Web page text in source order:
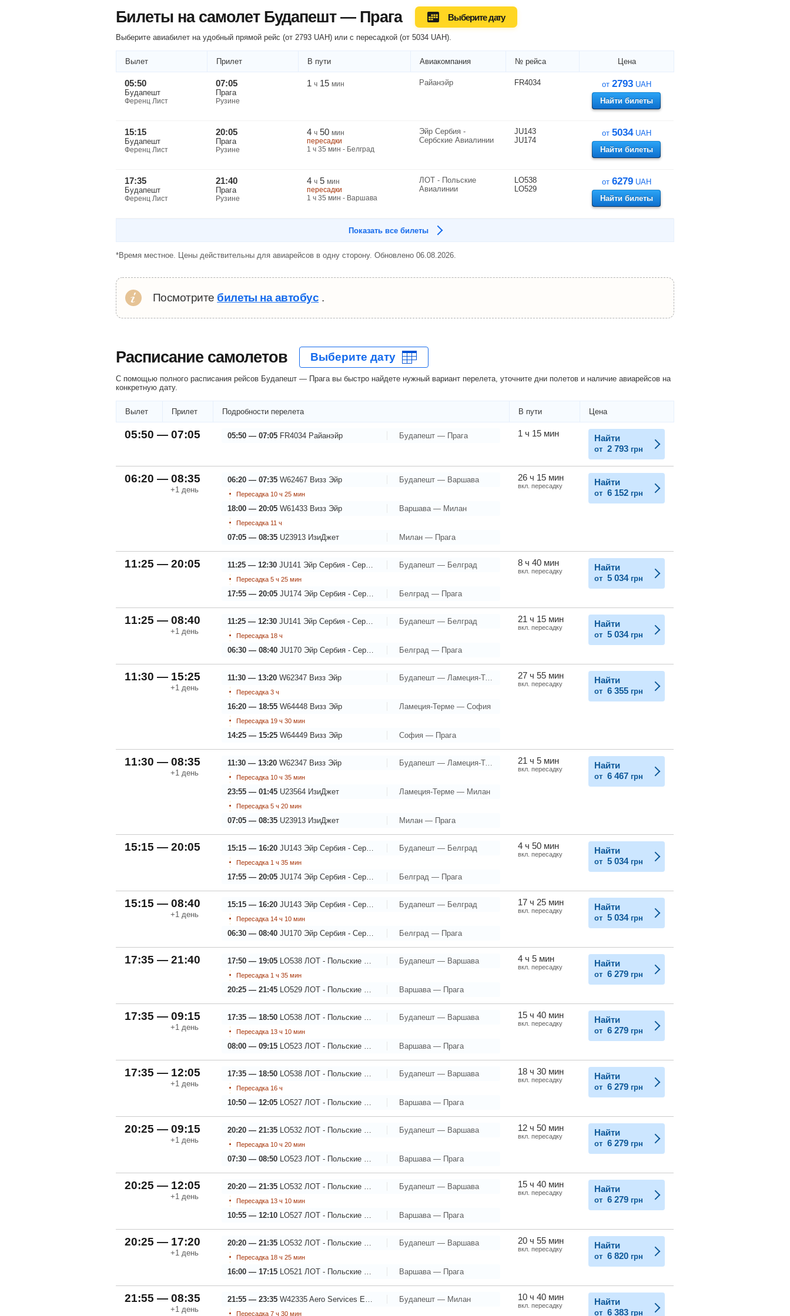
Билеты на самолет Будапешт — Прага Выберите дату
Выберите авиабилет на удобный прямой рейс (от 2793 UAH) или с пересадкой (от 5034 UAH).
Вылет Прилет В пути Авиакомпания № рейса Цена
05:50
Будапешт
Ференц Лист
07:05
Прага
Рузине
1 ч 15 мин Райанэйр FR4034 от 2793 UAH
Найти билеты
15:15
Будапешт
Ференц Лист
20:05
Прага
Рузине
4 ч 50 мин
пересадки
1 ч 35 мин - Белград
Эйр Сербия -
Сербские Авиалинии
JU143
JU174
от 5034 UAH
Найти билеты
17:35
Будапешт
Ференц Лист
21:40
Прага
Рузине
4 ч 5 мин
пересадки
1 ч 35 мин - Варшава
ЛОТ - Польские
Авиалинии
LO538
LO529
от 6279 UAH
Найти билеты
Показать все билеты
*Время местное. Цены действительны для авиарейсов в одну сторону. Обновлено 06.08.2026.
Посмотритебилеты на автобус .
Расписание самолетов
С помощью полного расписания рейсов Будапешт — Прага вы быстро найдете нужный вариант перелета, уточните дни полетов и наличие авиарейсов на
конкретную дату.
Вылет Прилет Подробности перелета В пути Цена
05:50 — 07:05 05:50 — 07:05 FR4034 Райанэйр Будапешт — Прага 1 ч 15 мин Найти
от 2 793 грн
06:20 — 08:35
+1 день
06:20 — 07:35 W62467 Визз Эйр Будапешт — Варшава
Пересадка 10 ч 25 мин
18:00 — 20:05 W61433 Визз Эйр Варшава — Милан
Пересадка 11 ч
07:05 — 08:35 U23913 ИзиДжет Милан — Прага
26 ч 15 мин
вкл. пересадку Найти
от 6 152 грн
11:25 — 20:05 11:25 — 12:30 JU141 Эйр Сербия - Сербские Авиалинии Будапешт — Белград
Пересадка 5 ч 25 мин
17:55 — 20:05 JU174 Эйр Сербия - Сербские Авиалинии Белград — Прага
8 ч 40 мин
вкл. пересадку Найти
от 5 034 грн
11:25 — 08:40
+1 день
11:25 — 12:30 JU141 Эйр Сербия - Сербские Авиалинии Будапешт — Белград
Пересадка 18 ч
06:30 — 08:40 JU170 Эйр Сербия - Сербские Авиалинии Белград — Прага
21 ч 15 мин
вкл. пересадку Найти
от 5 034 грн
11:30 — 15:25
+1 день
11:30 — 13:20 W62347 Визз Эйр Будапешт — Ламеция-Терме
Пересадка 3 ч
16:20 — 18:55 W64448 Визз Эйр Ламеция-Терме — София
Пересадка 19 ч 30 мин
14:25 — 15:25 W64449 Визз Эйр София — Прага
27 ч 55 мин
вкл. пересадку Найти
от 6 355 грн
11:30 — 08:35
+1 день
11:30 — 13:20 W62347 Визз Эйр Будапешт — Ламеция-Терме
Пересадка 10 ч 35 мин
23:55 — 01:45 U23564 ИзиДжет Ламеция-Терме — Милан
Пересадка 5 ч 20 мин
07:05 — 08:35 U23913 ИзиДжет Милан — Прага
21 ч 5 мин
вкл. пересадку Найти
от 6 467 грн
15:15 — 20:05 15:15 — 16:20 JU143 Эйр Сербия - Сербские Авиалинии Будапешт — Белград
Пересадка 1 ч 35 мин
17:55 — 20:05 JU174 Эйр Сербия - Сербские Авиалинии Белград — Прага
4 ч 50 мин
вкл. пересадку Найти
от 5 034 грн
15:15 — 08:40
+1 день
15:15 — 16:20 JU143 Эйр Сербия - Сербские Авиалинии Будапешт — Белград
Пересадка 14 ч 10 мин
06:30 — 08:40 JU170 Эйр Сербия - Сербские Авиалинии Белград — Прага
17 ч 25 мин
вкл. пересадку Найти
от 5 034 грн
17:35 — 21:40 17:50 — 19:05 LO538 ЛОТ - Польские Авиалинии Будапешт — Варшава
Пересадка 1 ч 35 мин
20:25 — 21:45 LO529 ЛОТ - Польские Авиалинии Варшава — Прага
4 ч 5 мин
вкл. пересадку Найти
от 6 279 грн
17:35 — 09:15
+1 день
17:35 — 18:50 LO538 ЛОТ - Польские Авиалинии Будапешт — Варшава
Пересадка 13 ч 10 мин
08:00 — 09:15 LO523 ЛОТ - Польские Авиалинии Варшава — Прага
15 ч 40 мин
вкл. пересадку Найти
от 6 279 грн
17:35 — 12:05
+1 день
17:35 — 18:50 LO538 ЛОТ - Польские Авиалинии Будапешт — Варшава
Пересадка 16 ч
10:50 — 12:05 LO527 ЛОТ - Польские Авиалинии Варшава — Прага
18 ч 30 мин
вкл. пересадку Найти
от 6 279 грн
20:25 — 09:15
+1 день
20:20 — 21:35 LO532 ЛОТ - Польские Авиалинии Будапешт — Варшава
Пересадка 10 ч 20 мин
07:30 — 08:50 LO523 ЛОТ - Польские Авиалинии Варшава — Прага
12 ч 50 мин
вкл. пересадку Найти
от 6 279 грн
20:25 — 12:05
+1 день
20:20 — 21:35 LO532 ЛОТ - Польские Авиалинии Будапешт — Варшава
Пересадка 13 ч 10 мин
10:55 — 12:10 LO527 ЛОТ - Польские Авиалинии Варшава — Прага
15 ч 40 мин
вкл. пересадку Найти
от 6 279 грн
20:25 — 17:20
+1 день
20:20 — 21:35 LO532 ЛОТ - Польские Авиалинии Будапешт — Варшава
Пересадка 18 ч 25 мин
16:00 — 17:15 LO521 ЛОТ - Польские Авиалинии Варшава — Прага
20 ч 55 мин
вкл. пересадку Найти
от 6 820 грн
21:55 — 08:35
+1 день
21:55 — 23:35 W42335 Aero Services Executive Будапешт — Милан
Пересадка 7 ч 30 мин
10 ч 40 мин
вкл. пересадку Найти
от 6 383 грн